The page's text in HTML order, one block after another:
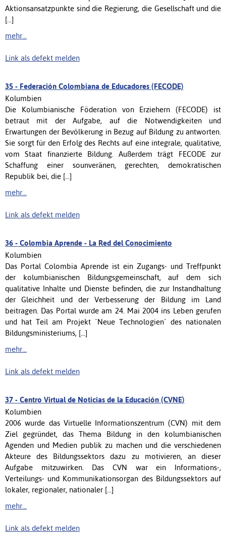
Aktionsansatzpunkte sind die Regierung, die Gesellschaft und die
[...]
mehr...
Link als defekt melden
35 - Federación Colombiana de Educadores (FECODE)
Kolumbien
Die Kolumbianische Föderation von Erziehern (FECODE) ist
betraut mit der Aufgabe, auf die Notwendigkeiten und
Erwartungen der Bevölkerung in Bezug auf Bildung zu antworten.
Sie sorgt für den Erfolg des Rechts auf eine integrale, qualitative,
vom Staat finanzierte Bildung. Außerdem trägt FECODE zur
Schaffung einer sounveränen, gerechten, demokratischen
Republik bei, die [...]
mehr...
Link als defekt melden
36 - Colombia Aprende - La Red del Conocimiento
Kolumbien
Das Portal Colombia Aprende ist ein Zugangs- und Treffpunkt
der kolumbianischen Bildungsgemeinschaft, auf dem sich
qualitative Inhalte und Dienste befinden, die zur Instandhaltung
der Gleichheit und der Verbesserung der Bildung im Land
beitragen. Das Portal wurde am 24. Mai 2004 ins Leben gerufen
und hat Teil am Projekt `Neue Technologien` des nationalen
Bildungsministeriums, [...]
mehr...
Link als defekt melden
37 - Centro Virtual de Noticias de la Educación (CVNE)
Kolumbien
2006 wurde das Virtuelle Informationszentrum (CVN) mit dem
Ziel gegründet, das Thema Bildung in den kolumbianischen
Agenden und Medien publik zu machen und die verschiedenen
Akteure des Bildungssektors dazu zu motivieren, an dieser
Aufgabe mitzuwirken. Das CVN war ein Informations-,
Verteilungs- und Kommunikationsorgan des Bildungssektors auf
lokaler, regionaler, nationaler [...]
mehr...
Link als defekt melden